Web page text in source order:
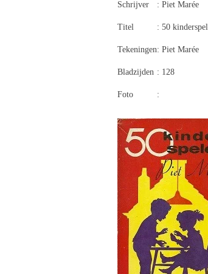
Schrijver : Piet Marée
Titel : 50
Tekeningen: Piet Marée
Bladzijden : 128
Foto :